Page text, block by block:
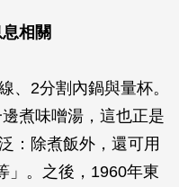
相關
、2分割內鍋與量杯。
煮味噌湯，這也正是
：除煮飯外，還可用
」。之後，1960年東